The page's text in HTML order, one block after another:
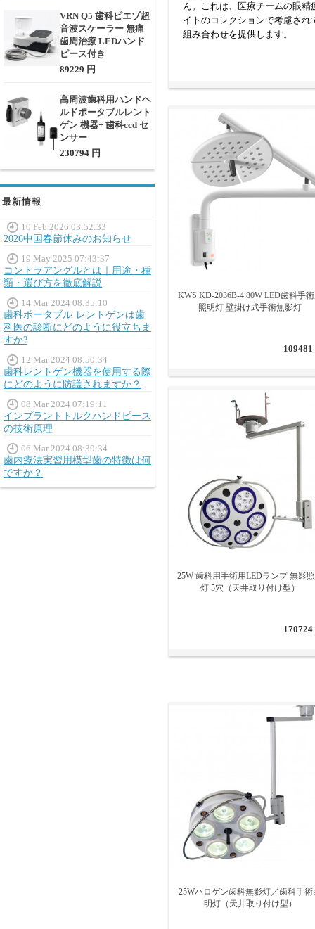
VRN Q5 歯科ピエゾ超
音波スケーラー 無痛
歯周治療 LEDハンド
ピース付き
89229 円
高周波歯科用ハンドヘ
ルドポータブルレント
ゲン 機器+ 歯科ccd セ
ンサー
230794 円
最新情報
10 Feb 2026 03:52:33
2026中国春節休みのお知らせ
19 May 2025 07:43:37
コントラアングルとは｜用途・種
類・選び方を徹底解説
14 Mar 2024 08:35:10
歯科ポータブル レントゲンは歯
科医の診断にどのように役立ちま
すか?
12 Mar 2024 08:50:34
歯科レントゲン機器を使用する際
にどのように防護されますか？
08 Mar 2024 07:19:11
インプラントトルクハンドピース
の技術原理
06 Mar 2024 08:39:34
歯内療法実習用模型歯の特徴は何
ですか？
ん。これは、医療チームの眼
イトのコレクションで考慮さ
組み合わせを提供します。
灯を選択するときは、診療室
度とルクス (光の強さのレベ
KWS KD-2036B-4 80W LED歯科手
照明灯 壁掛け式手術無影灯
109481
25W 歯科用手術用LEDランプ 無影
灯 5穴（天井取り付け型）
170724
25Wハロゲン歯科無影灯／歯科手術
明灯（天井取り付け型）